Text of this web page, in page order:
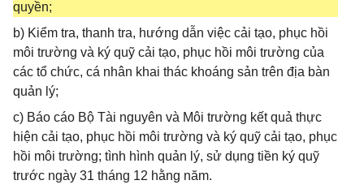
quyền;
b) Kiểm tra, thanh tra, hướng dẫn việc cải tạo, phục hồi
môi trường và ký quỹ cải tạo, phục hồi môi trường của
các tổ chức, cá nhân khai thác khoáng sản trên địa bàn
quản lý;
c) Báo cáo Bộ Tài nguyên và Môi trường kết quả thực
hiện cải tạo, phục hồi môi trường và ký quỹ cải tạo, phục
hồi môi trường; tình hình quản lý, sử dụng tiền ký quỹ
trước ngày 31 tháng 12 hằng năm.